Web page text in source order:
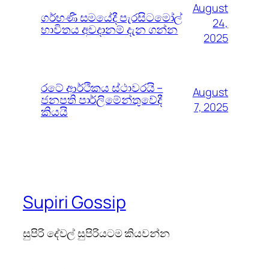
ගර්භණී සමයේදී පැරසිටමෝල්
භාවිතය අවදානම් දැන ගන්න
August
24,
2025
රටේ ආර්ථිකය ස්ථාවරයි –
ජනපති පාර්ලිමේන්තුවේදී
කියයි
August
7, 2025
Supiri Gossip
සුපිරි දේවල් සුපිරියටම කියවන්න